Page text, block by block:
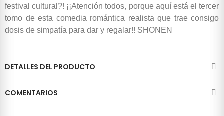
festival cultural?! ¡¡Atención todos, porque aquí está el tercer
tomo de esta comedia romántica realista que trae consigo
dosis de simpatía para dar y regalar!! SHONEN
DETALLES DEL PRODUCTO
COMENTARIOS